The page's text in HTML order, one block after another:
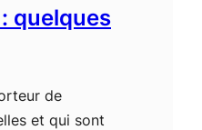
quelques
de
et qui sont